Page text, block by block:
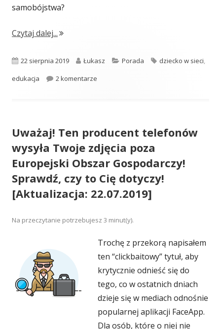
samobójstwa?
Czytaj dalej..."Nie zagub dziecka w sieci."
Opublikowano
22 sierpnia 2019 Autor
Łukasz Kategorie
Porada Tagi
dziecko w sieci,
edukacja
2 komentarze
Uważaj! Ten producent telefonów
wysyła Twoje zdjęcia poza
Europejski Obszar Gospodarczy!
Sprawdź, czy to Cię dotyczy!
[Aktualizacja: 22.07.2019]
Na przeczytanie potrzebujesz 3 minut(y).
Trochę z przekorą napisałem
ten “clickbaitowy” tytuł, aby
krytycznie odnieść się do
tego, co w ostatnich dniach
dzieje się w mediach odnośnie
popularnej aplikacji FaceApp.
Dla osób, które o niej nie